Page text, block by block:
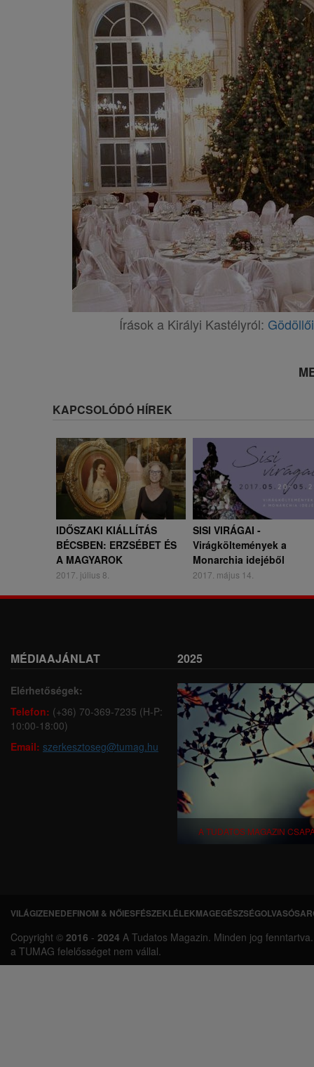
Írások a Királyi Kastélyról:
KAPCSOLÓDÓ HÍREK
IDŐSZAKI KIÁLLÍTÁS
BÉCSBEN: ERZSÉBET ÉS
A MAGYAROK
2017. július 8.
SISI VIRÁGAI -
Virágköltemények a
Monarchia idejéből
2017. május 14.
MÉDIAAJÁNLAT
Elérhetőségek:
Telefon: (+36) 70-369-7235 (H-P:
10:00-18:00)
Email: szerkesztoseg@tumag.hu
2025
A TUDATOS MAGAZIN
L
á
VILÁGIZENEDEFINOM & NŐIESFÉSZEKLÉLEKMAGEGÉSZSÉG
Copyright © 2016 - 2024 A Tudatos Magazin. Minden jog
a TUMAG felelősséget nem vállal.